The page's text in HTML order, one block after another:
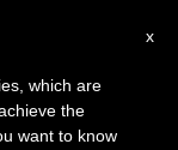
x
which are
the
want to know